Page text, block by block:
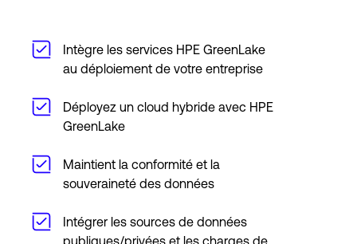
Intègre les services HPE GreenLake
au déploiement de votre entreprise
Déployez un cloud hybride avec HPE
GreenLake
Maintient la conformité et la
souveraineté des données
Intégrer les sources de données
publiques/privées et les charges de